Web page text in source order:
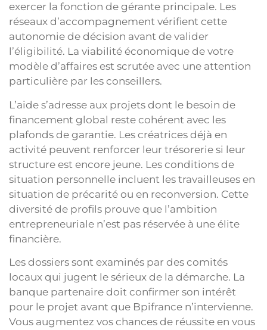
exercer la fonction de gérante principale. Les
réseaux d’accompagnement vérifient cette
autonomie de décision avant de valider
l’éligibilité. La viabilité économique de votre
modèle d’affaires est scrutée avec une attention
particulière par les conseillers.
L’aide s’adresse aux projets dont le besoin de
financement global reste cohérent avec les
plafonds de garantie. Les créatrices déjà en
activité peuvent renforcer leur trésorerie si leur
structure est encore jeune. Les conditions de
situation personnelle incluent les travailleuses en
situation de précarité ou en reconversion. Cette
diversité de profils prouve que l’ambition
entrepreneuriale n’est pas réservée à une élite
financière.
Les dossiers sont examinés par des comités
locaux qui jugent le sérieux de la démarche. La
banque partenaire doit confirmer son intérêt
pour le projet avant que Bpifrance n’intervienne.
Vous augmentez vos chances de réussite en vous